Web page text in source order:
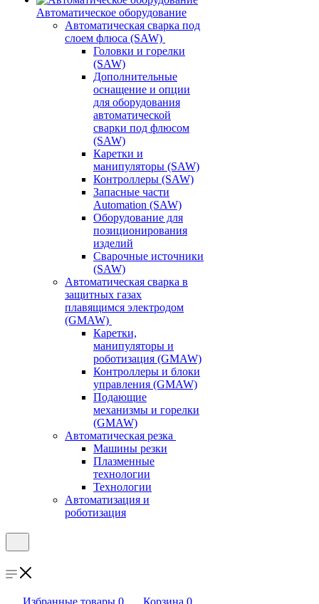
Автоматическое оборудование
Автоматическая сварка под
слоем флюса (SAW)
Головки и горелки
(SAW)
Дополнительные
оснащение и опции
для оборудования
автоматической
сварки под флюсом
(SAW)
Каретки и
манипуляторы (SAW)
Контроллеры (SAW)
Запасные части
Automation (SAW)
Оборудование для
позиционирования
изделий
Сварочные источники
(SAW)
Автоматическая сварка в
защитных газах
плавящимся электродом
(GMAW)
Каретки,
манипуляторы и
роботизация (GMAW)
Контроллеры и блоки
управления (GMAW)
Подающие
механизмы и горелки
(GMAW)
Автоматическая резка
Машины резки
Плазменные
технологии
Технологии
Автоматизация и
роботизация
Избранные товары 0 Корзина 0